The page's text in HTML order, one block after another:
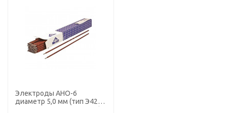
Электроды АНО-6
диаметр 5,0 мм (тип Э42,